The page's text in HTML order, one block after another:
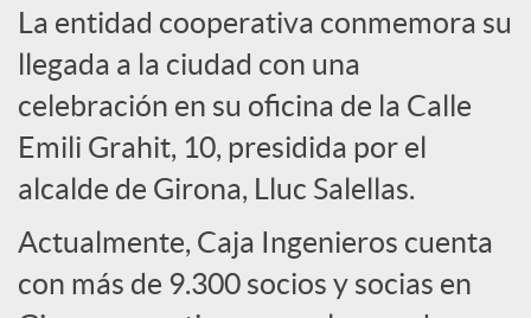
e
s
S
o
La entidad cooperativa conmemora su
llegada a la ciudad con una
celebración en su oficina de la Calle
Emili Grahit, 10, presidida por el
alcalde de Girona, Lluc Salellas.
Actualmente, Caja Ingenieros cuenta
con más de 9.300 socios y socias en